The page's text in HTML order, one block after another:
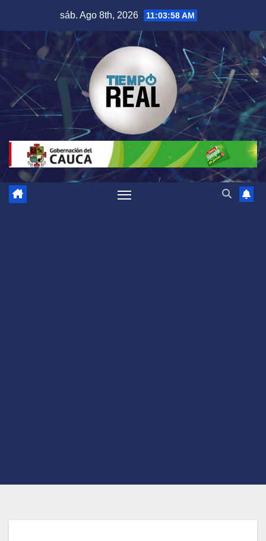
contenido
sáb. Ago 8th, 2026 11:03:59 AM